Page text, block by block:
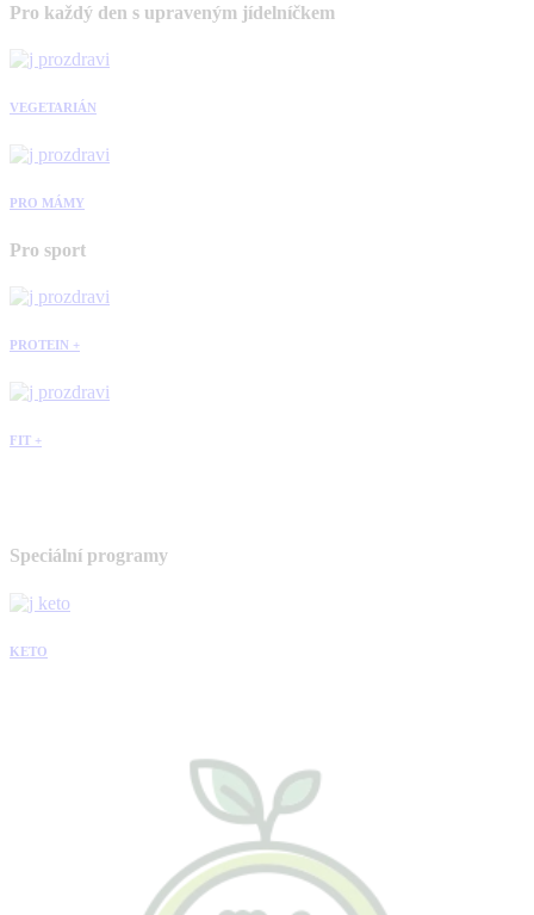
Pro každý den s upraveným jídelníčkem
VEGETARIÁN
PRO MÁMY
Pro sport
PROTEIN +
FIT +
Speciální programy
KETO